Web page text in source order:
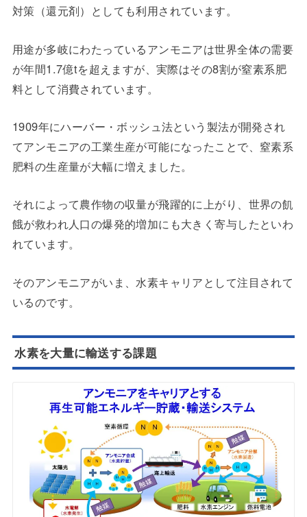
対策（還元剤）としても利用されています。
用途が多岐にわたっているアンモニアは世界全体の需要
が年間1.7億tを超えますが、実際はその8割が窒素系肥
料として消費されています。
1909年にハーバー・ボッシュ法という製法が開発され
てアンモニアの工業生産が可能になったことで、窒素系
肥料の生産量が大幅に増えました。
それによって農作物の収量が飛躍的に上がり、世界の飢
餓が救われ人口の爆発的増加にも大きく寄与したといわ
れています。
そのアンモニアがいま、水素キャリアとして注目されて
いるのです。
水素を大量に輸送する課題